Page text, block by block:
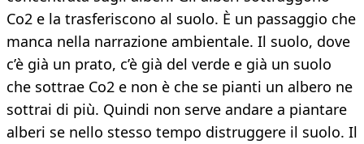
Co2 e la trasferiscono al suolo. È un passaggio che
manca nella narrazione ambientale. Il suolo, dove
c’è già un prato, c’è già del verde e già un suolo
che sottrae Co2 e non è che se pianti un albero ne
sottrai di più. Quindi non serve andare a piantare
alberi se nello stesso tempo distruggere il suolo. Il